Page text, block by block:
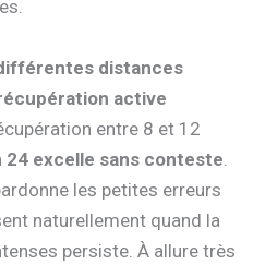
distances
active
entre 8 et 12
24 excelle sans conteste
les petites erreurs
naturellement quand la
persiste. À allure très